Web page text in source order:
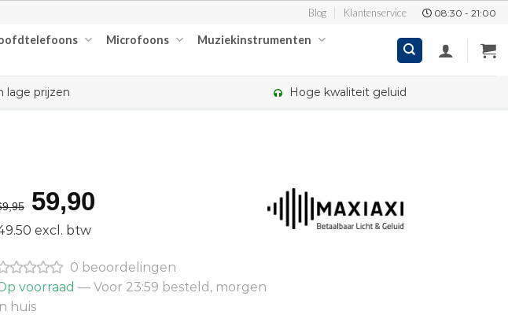
Blog Klantenservice 08:30 - 21:00
Microfoons Muziekinstrumenten
lage prijzen Hoge kwaliteit geluid
Oorspronkelijke
prijs
was:
€69,95.
59,90Huidige
€59,90.
excl. btw
0 beoordelingen
voorraad — Voor 23:59 besteld, morgen
huis